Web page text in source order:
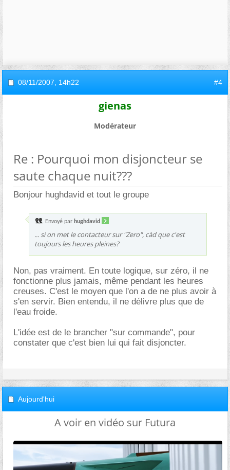
08/11/2007, 14h22 #4
gienas
Modérateur
Re : Pourquoi mon disjoncteur se
saute chaque nuit???
Bonjour hughdavid et tout le groupe
Envoyé par hughdavid
... si on met le contacteur sur "Zero", càd que c'est
toujours les heures pleines?
Non, pas vraiment. En toute logique, sur zéro, il ne
fonctionne plus jamais, même pendant les heures
creuses. C'est le moyen que l'on a de ne plus avoir à
s'en servir. Bien entendu, il ne délivre plus que de
l'eau froide.
L'idée est de le brancher "sur commande", pour
constater que c'est bien lui qui fait disjoncter.
Aujourd'hui
A voir en vidéo sur Futura